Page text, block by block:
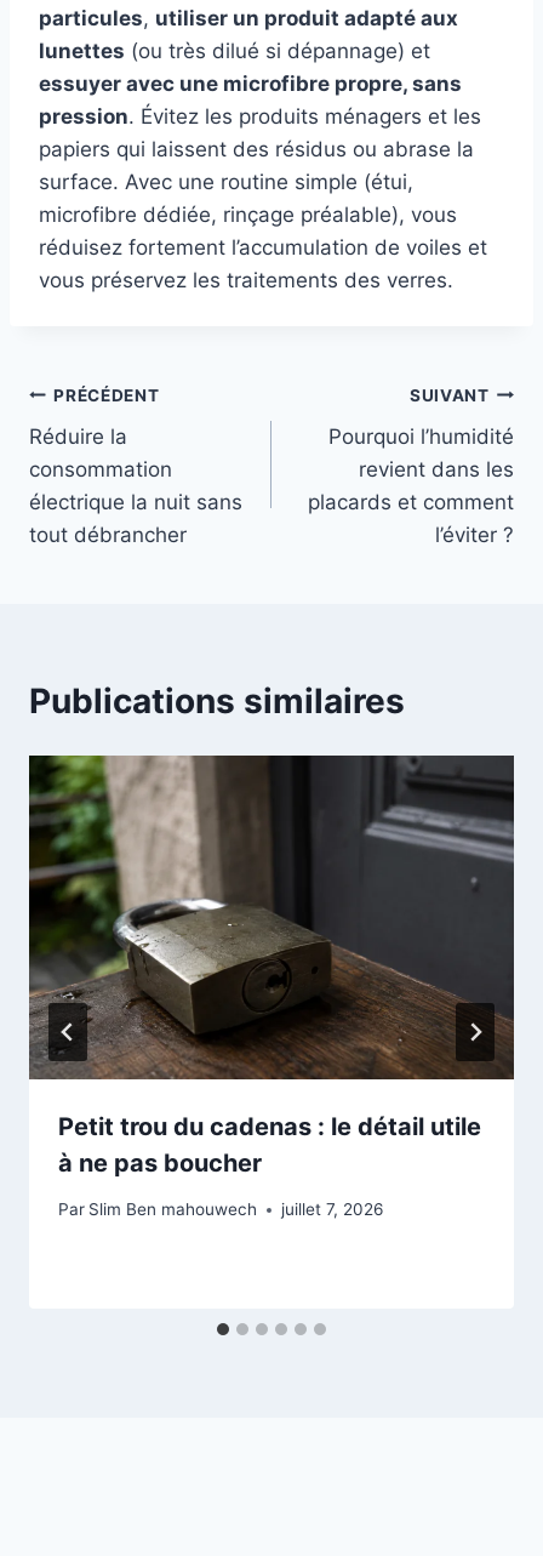
particules, utiliser un produit adapté aux
lunettes (ou très dilué si dépannage) et
essuyer avec une microfibre propre, sans
pression. Évitez les produits ménagers et les
papiers qui laissent des résidus ou abrase la
surface. Avec une routine simple (étui,
microfibre dédiée, rinçage préalable), vous
réduisez fortement l’accumulation de voiles et
vous préservez les traitements des verres.
Navigation
de
l’article
PRÉCÉDENT
Réduire la
consommation
électrique la nuit sans
tout débrancher
SUIVANT
Pourquoi l’humidité
revient dans les
placards et comment
l’éviter ?
Publications similaires
Petit trou du cadenas : le détail utile
à ne pas boucher
Par Slim Ben mahouwech juillet 7, 2026